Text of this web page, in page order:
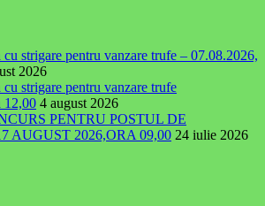
strigare pentru vanzare trufe – 07.08.2026,
2026
strigare pentru vanzare trufe
12,00 4 august 2026
PENTRU POSTUL DE
AUGUST 2026,ORA 09,00 24 iulie 2026